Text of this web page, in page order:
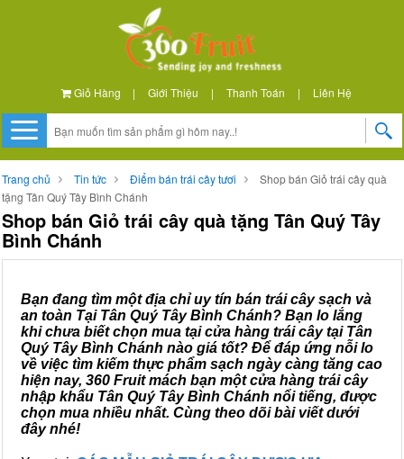
Giỏ Hàng | Giới Thiệu | Thanh Toán | Liên Hệ
Trang chủ Tin tức Điểm bán trái cây tươi
Shop bán Giỏ trái cây quà
tặng Tân Quý Tây Bình Chánh
Shop bán Giỏ trái cây quà tặng Tân Quý Tây
Bình Chánh
Bạn đang tìm một địa chỉ uy tín bán trái cây sạch và
an toàn Tại Tân Quý Tây Bình Chánh? Bạn lo lắng
khi chưa biết chọn mua tại cửa hàng trái cây tại Tân
Quý Tây Bình Chánh nào giá tốt? Để đáp ứng nỗi lo
về việc tìm kiếm thực phẩm sạch ngày càng tăng cao
hiện nay, 360 Fruit mách bạn một cửa hàng trái cây
nhập khẩu Tân Quý Tây Bình Chánh nổi tiếng, được
chọn mua nhiều nhất. Cùng theo dõi bài viết dưới
đây nhé!